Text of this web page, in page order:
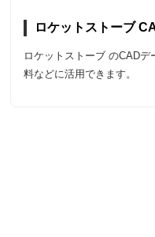
ロケットストーブ
ロケットストーブ のCAD
料などに活用できます。